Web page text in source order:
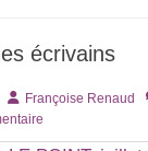
écrivains
AuteurFrançoise Renaud